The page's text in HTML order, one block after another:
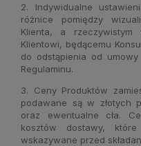
2. Indywidualne
różnice pomiędzy
Klienta, a rzeczywistym
Klientowi, będącemu
do odstąpienia od
Regulaminu.
3. Ceny Produktów
podawane są w złotych
oraz ewentualne cła.
kosztów dostawy,
wskazywane przed